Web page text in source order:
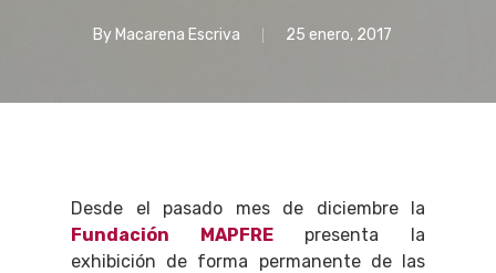
By Macarena Escriva 25 enero, 2017
Desde el pasado mes de diciembre la
Fundación MAPFREpresenta la
exhibición de forma permanente de las